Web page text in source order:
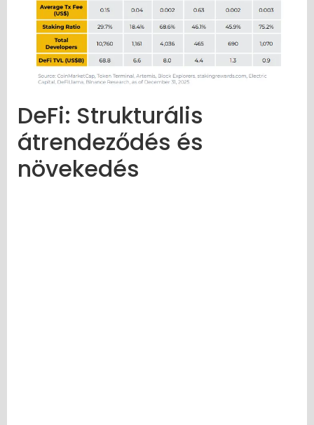
DeFi: Strukturális
átrendeződés és
növekedés